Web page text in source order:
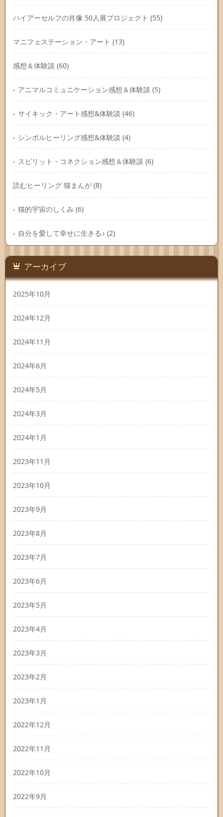
ハイアーセルフの肖像 50人展プロジェクト (55)
マニフェステーション・アート (13)
感想＆体験談 (60)
アニマルコミュニケーション感想＆体験談 (5)
サイキック・アート感想&体験談 (46)
シンボルヒーリング感想&体験談 (4)
スピリット・コネクション感想＆体験談 (6)
読むヒーリング 猫まんが (8)
猫的宇宙のしくみ (6)
自分を愛して幸せに生きる♪ (2)
アーカイブ
2025年10月
2024年12月
2024年11月
2024年6月
2024年5月
2024年3月
2024年1月
2023年11月
2023年10月
2023年9月
2023年8月
2023年7月
2023年6月
2023年5月
2023年4月
2023年3月
2023年2月
2023年1月
2022年12月
2022年11月
2022年10月
2022年9月